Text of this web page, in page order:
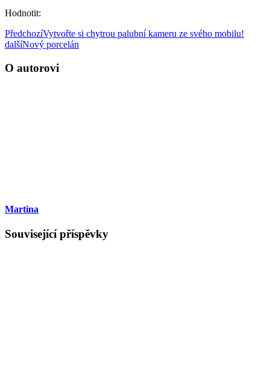
Hodnotit:
PředchozíVytvořte si chytrou palubní kameru ze svého mobilu!
dalšíNový porcelán
O autorovi
Martina
Související příspěvky